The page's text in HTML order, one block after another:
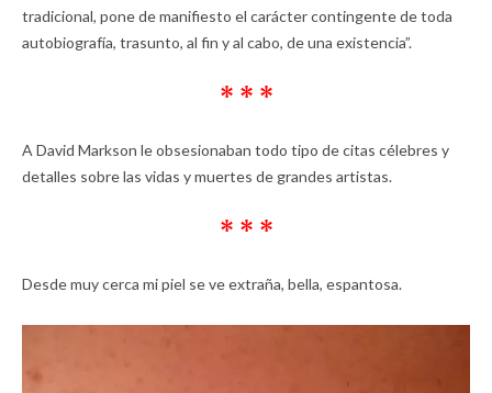
tradicional, pone de manifiesto el carácter contingente de toda
autobiografía, trasunto, al fin y al cabo, de una existencia”.
* * *
A David Markson le obsesionaban todo tipo de citas célebres y
detalles sobre las vidas y muertes de grandes artistas.
* * *
Desde muy cerca mi piel se ve extraña, bella, espantosa.